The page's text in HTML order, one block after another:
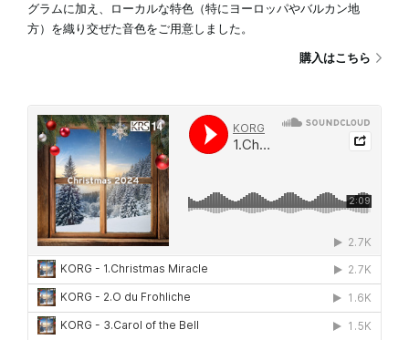
グラムに加え、ローカルな特色（特にヨーロッパやバルカン地
方）を織り交ぜた音色をご用意しました。
購入はこちら